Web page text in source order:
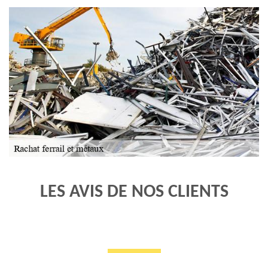
LES AVIS DE NOS CLIENTS